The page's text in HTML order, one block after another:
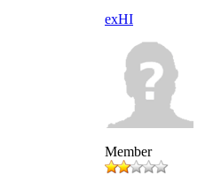
exHI
Member